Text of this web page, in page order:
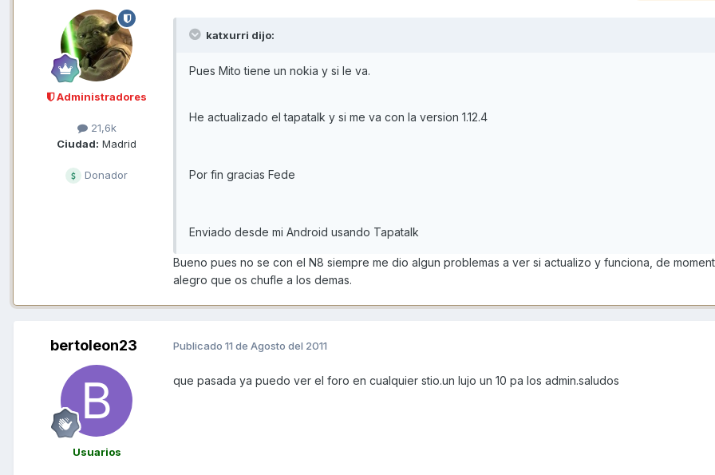
Administradores
21,6k
Ciudad: Madrid
Donador
katxurri dijo:
Pues Mito tiene un nokia y si le va.
He actualizado el tapatalk y si me va con la version 1.12.4
Por fin gracias Fede
Enviado desde mi Android usando Tapatalk
Bueno pues no se con el N8 siempre me dio algun problemas a ver si actualizo y funciona, de
alegro que os chufle a los demas.
bertoleon23
Usuarios
Publicado 11 de Agosto del 2011
que pasada ya puedo ver el foro en cualquier stio.un lujo un 10 pa los admin.saludos